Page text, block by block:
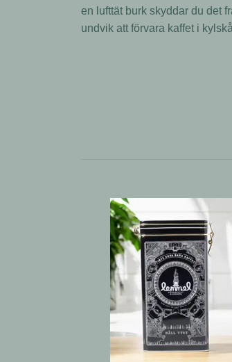
en lufttät burk skyddar du det
undvik att förvara kaffet i